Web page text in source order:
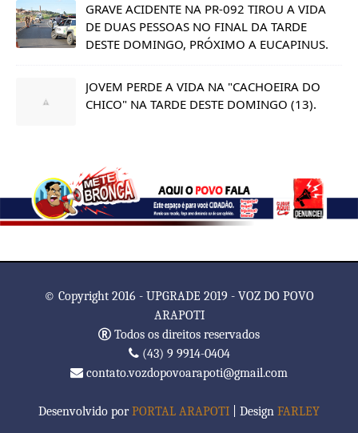
GRAVE ACIDENTE NA PR-092 TIROU A VIDA
DE DUAS PESSOAS NO FINAL DA TARDE
DESTE DOMINGO, PRÓXIMO A EUCAPINUS.
JOVEM PERDE A VIDA NA "CACHOEIRA DO
CHICO" NA TARDE DESTE DOMINGO (13).
© Copyright 2016 - UPGRADE 2019 - VOZ DO POVO
ARAPOTI
Todos os direitos reservados
(43) 9 9914-0404
contato.vozdopovoarapoti@gmail.com
Desenvolvido porPORTAL ARAPOTI | Design FARLEY